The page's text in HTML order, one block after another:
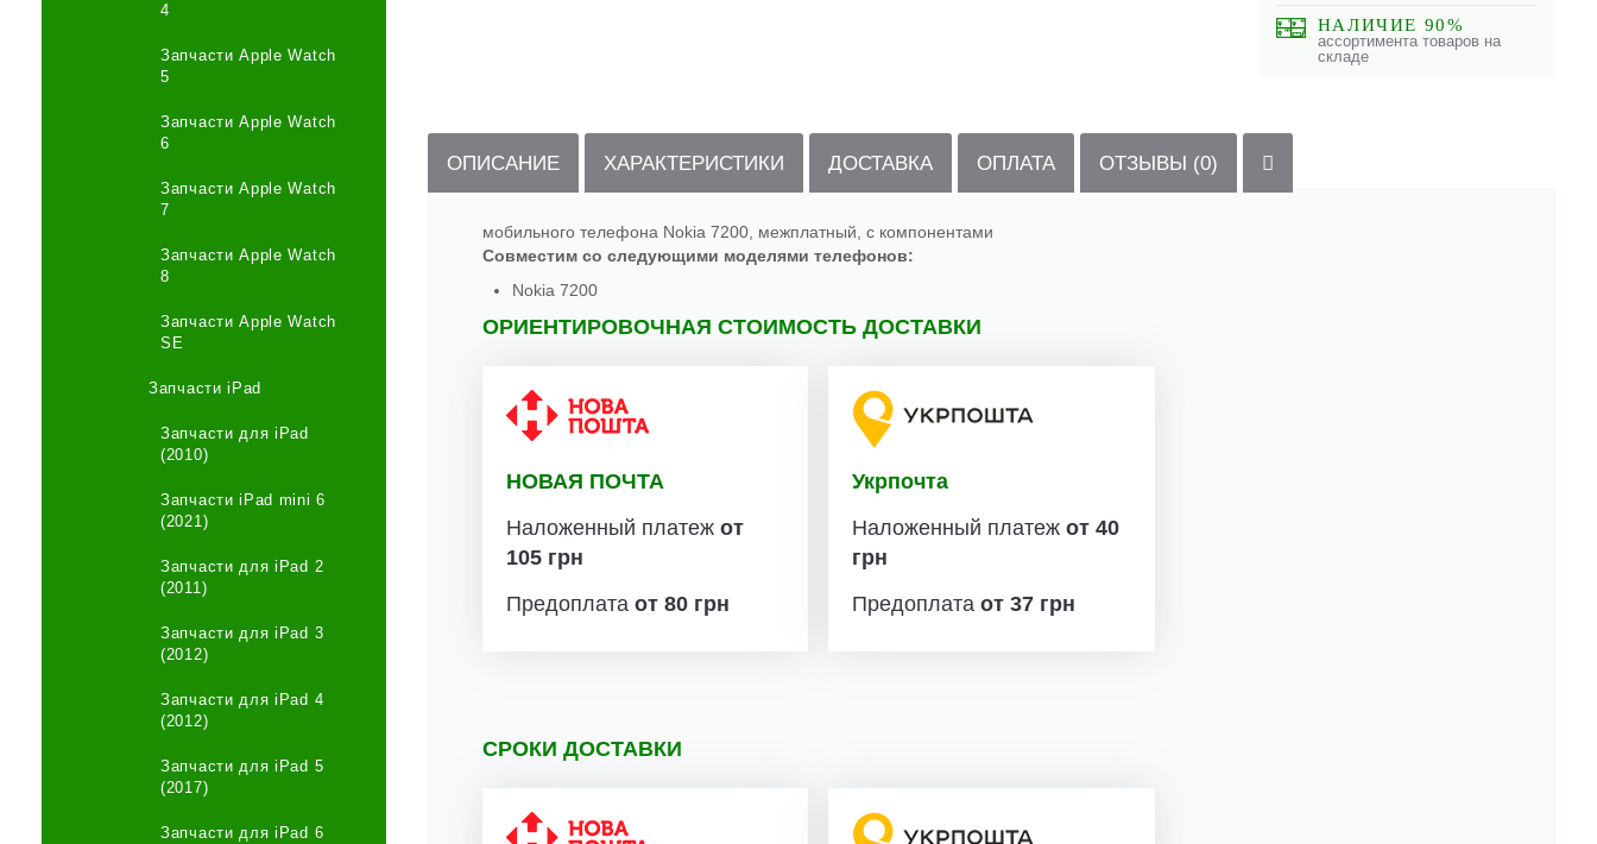
4
Запчасти Apple Watch
5
Запчасти Apple Watch
6
Запчасти Apple Watch
7
Запчасти Apple Watch
8
Запчасти Apple Watch
SE
Запчасти iPad
Запчасти для iPad
(2010)
Запчасти iPad mini 6
(2021)
Запчасти для iPad 2
(2011)
Запчасти для iPad 3
(2012)
Запчасти для iPad 4
(2012)
Запчасти для iPad 5
(2017)
Запчасти для iPad 6
НАЛИЧИЕ 90%
ассортимента товаров на
складе
ОПИСАНИЕ ХАРАКТЕРИСТИКИ ДОСТАВКА ОПЛАТА ОТЗЫВЫ (0)
мобильного телефона Nokia 7200, межплатный, с компонентами
Совместим со следующими моделями телефонов:
Nokia 7200
ОРИЕНТИРОВОЧНАЯ СТОИМОСТЬ ДОСТАВКИ
НОВАЯ ПОЧТА
Наложенный платеж от
105 грн
Предоплата от 80 грн
Укрпочта
Наложенный платежот 40
грн
Предоплатаот 37 грн
СРОКИ ДОСТАВКИ